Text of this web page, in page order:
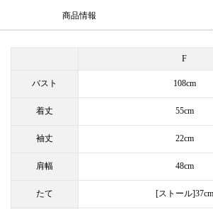
商品情報
バスト
着丈
袖丈
肩幅
たて
F
108cm
55cm
22cm
48cm
[ストール]37cm